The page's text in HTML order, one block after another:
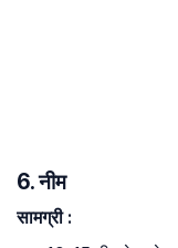
6. नीम
सामग्री: